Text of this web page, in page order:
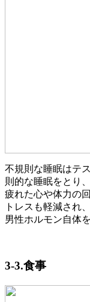
不規則な睡眠はテ
則的な睡眠をとり
疲れた心や体力の
トレスも軽減され
男性ホルモン自体
3-3.食事